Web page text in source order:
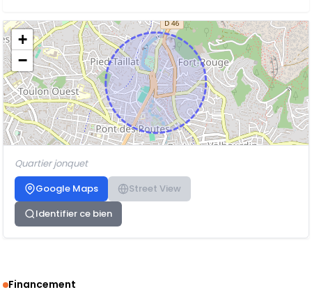
+
−
Quartier jonquet
Google Maps
Street View
Identifier ce bien
Financement